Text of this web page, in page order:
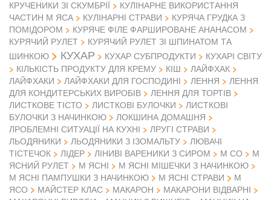
КРУЧЕНИКИ ЗІ СКУМБРІЇ
КУЛІНАРНЕ ВИКОРИСТАННЯ
ЧАСТИН М ЯСА
КУЛІНАРНІ СТРАВИ
КУРЯЧА ГРУДКА З
ПОМІДОРОМ
КУРЯЧЕ ФІЛЕ ФАРШИРОВАНЕ АНАНАСОМ
КУРЯЧИЙ РУЛЕТ
КУРЯЧИЙ РУЛЕТ ЗІ ШПИНАТОМ ТА
ШИНКОЮ
КУХАР КУХАР СУБПРОДУКТИ
КУХАРІ СВІТУ
КІЛЬКІСТЬ ПРОДУКТУ ДЛЯ КРЕМУ
КІШ
ЛАЙФХАК
ЛАЙФХАКИ
ЛАЙФХАКИ ДЛЯ ГОСПОДИНІ ЛЕННЯ
ЛЕННЯ
ДЛЯ КОНДИТЕРСЬКИХ ВИРОБІВ
ЛЕННЯ ДЛЯ ТОРТІВ
ЛИСТКОВЕ ТІСТО
ЛИСТКОВІ БУЛОЧКИ
ЛИСТКОВІ
БУЛОЧКИ З НАЧИНКОЮ
ЛОКШИНА ДОМАШНЯ
ЛРОБЛЕМНІ СИТУАЦІЇ НА КУХНІ
ЛРУГІ СТРАВИ
ЛЬОДЯНИКИ
ЛЬОДЯНИКИ З ІЗОМАЛЬТУ
ЛЮВАЧІ
ТІСТЕЧОК
ЛІДЕР ЛІНИВІ ВАРЕНИКИ З СИРОМ М СО
М
ЯСНИЙ РУЛЕТ
М ЯСНІ
М ЯСНІ МІШЕЧКИ З НАЧИНКОЮ
М ЯСНІ ПАМПУШКИ З НАЧИНКОЮ
М ЯСНІ СТРАВИ
М
ЯСО
МАЙСТЕР КЛАС МАКАРОН
МАКАРОНИ ВІДВАРНІ